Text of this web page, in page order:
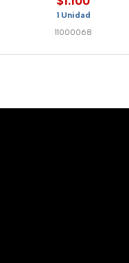
1 Unidad
11000068